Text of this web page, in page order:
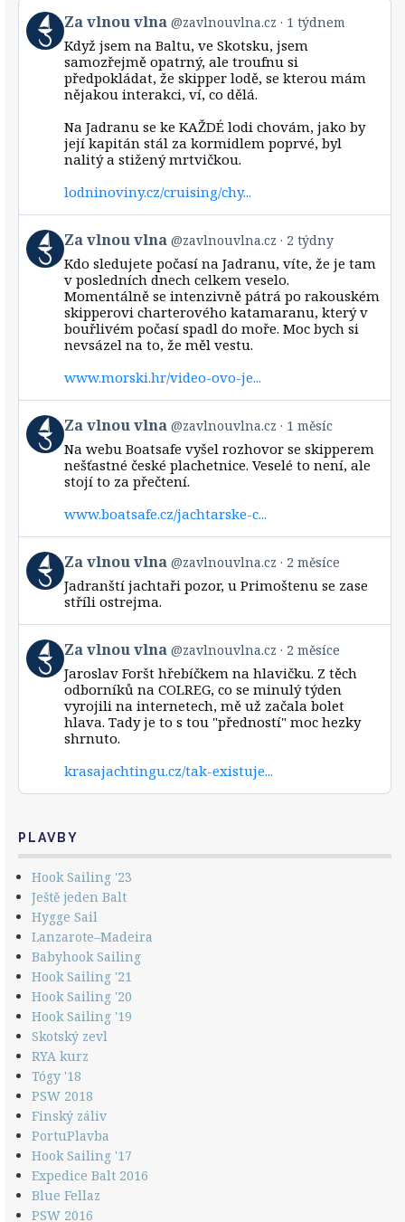
View
post
by
Bluesky
Za vlnou vlna @zavlnouvlna.cz 1 týdnem
Když jsem na Baltu, ve Skotsku, jsem
samozřejmě opatrný, ale troufnu si
předpokládat, že skipper lodě, se kterou mám
nějakou interakci, ví, co dělá.
Na Jadranu se ke KAŽDÉ lodi chovám, jako by
její kapitán stál za kormidlem poprvé, byl
nalitý a stižený mrtvičkou.
lodninoviny.cz/cruising/chy...
View
post
by
Bluesky
Za vlnou vlna @zavlnouvlna.cz 2 týdny
Kdo sledujete počasí na Jadranu, víte, že je tam
v posledních dnech celkem veselo.
Momentálně se intenzivně pátrá po rakouském
skipperovi charterového katamaranu, který v
bouřlivém počasí spadl do moře. Moc bych si
nevsázel na to, že měl vestu.
www.morski.hr/video-ovo-je...
View
post
by
Za vlnou vlna @zavlnouvlna.cz 1 měsíc
Na webu Boatsafe vyšel rozhovor se skipperem
nešťastné české plachetnice. Veselé to není, ale
stojí to za přečtení.
www.boatsafe.cz/jachtarske-c...
View
post
by
vlnou
vlna
on
Bluesky
Za vlnou vlna @zavlnouvlna.cz 2 měsíce
Jadranští jachtaři pozor, u Primoštenu se zase
stříli ostrejma.
View
post
by
Za vlnou vlna @zavlnouvlna.cz 2 měsíce
Jaroslav Foršt hřebíčkem na hlavičku. Z těch
odborníků na COLREG, co se minulý týden
vyrojili na internetech, mě už začala bolet
hlava. Tady je to s tou "předností" moc hezky
shrnuto.
krasajachtingu.cz/tak-existuje...
PLAVBY
Hook Sailing '23
Ještě jeden Balt
Hygge Sail
Lanzarote–Madeira
Babyhook Sailing
Hook Sailing '21
Hook Sailing '20
Hook Sailing '19
Skotský zevl
RYA kurz
Tógy '18
PSW 2018
Finský záliv
PortuPlavba
Hook Sailing '17
Expedice Balt 2016
Blue Fellaz
PSW 2016